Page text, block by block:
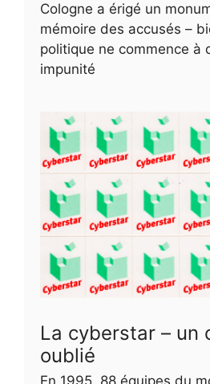
Cologne a érigé un
mémoire des accusés –
politique ne commence à
impunité
La cyberstar – un
oublié